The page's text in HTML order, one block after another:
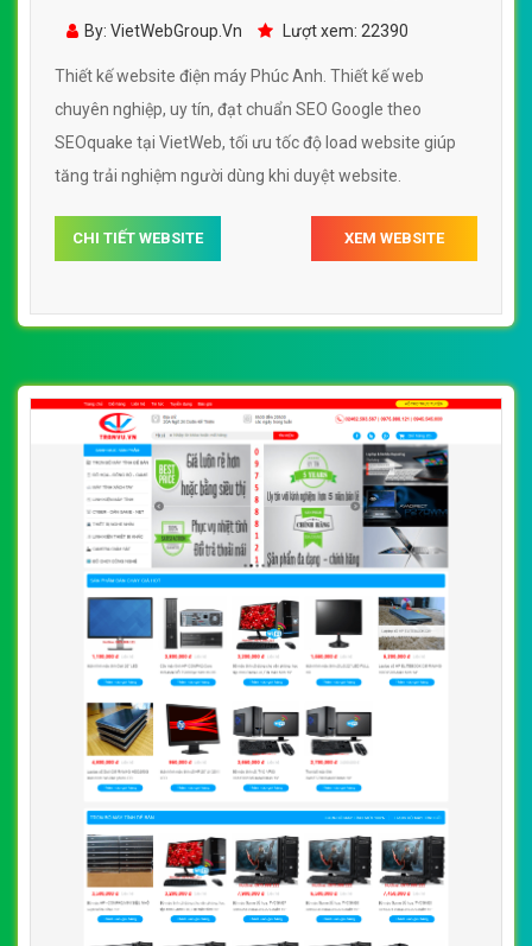
Anh đẹp, chuyên nghiệp chuẩn SEO
By: VietWebGroup.Vn Lượt xem: 22390
Thiết kế website điện máy Phúc Anh. Thiết kế web
chuyên nghiệp, uy tín, đạt chuẩn SEO Google theo
SEOquake tại VietWeb, tối ưu tốc độ load website giúp
tăng trải nghiệm người dùng khi duyệt website.
CHI TIẾT WEBSITE XEM WEBSITE